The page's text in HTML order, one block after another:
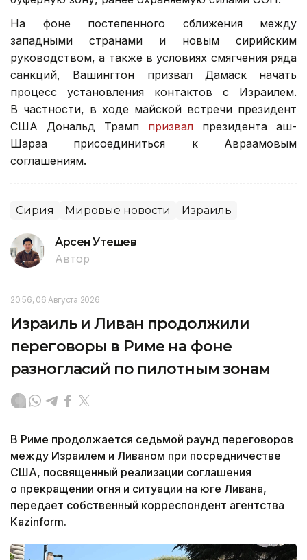
На фоне постепенного сближения между
западными странами и новым сирийским
руководством, а также в условиях смягчения ряда
санкций, Вашингтон призвал Дамаск начать
процесс установления контактов с Израилем.
В частности, в ходе майской встречи президент
США Дональд Трамп призвал президента аш-
Шараа присоединиться к Авраамовым
соглашениям.
Сирия Мировые новости Израиль
Арсен Утешев
Автор
20:56, 06 Августа 2026
Израиль и Ливан продолжили
переговоры в Риме на фоне
разногласий по пилотным зонам
В Риме продолжается седьмой раунд переговоров
между Израилем и Ливаном при посредничестве
США, посвященный реализации соглашения
о прекращении огня и ситуации на юге Ливана,
передает собственный корреспондент агентства
Kazinform.